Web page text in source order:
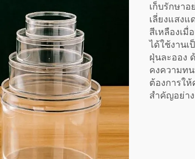
เก็บรักษา
เลี่ยงแสง
สีเหลืองเ
ได้ใช้งาน
ฝุ่นละออง
คงความท
ต้องการใ
สำคัญอย่า